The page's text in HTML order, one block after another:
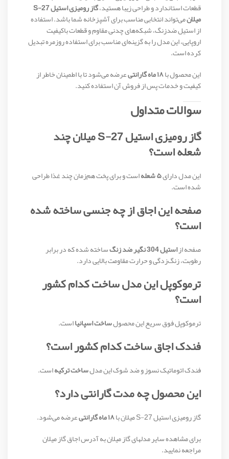
قطعات استاندارد و طراحی زیبا هستید، گاز رومیزی استیل S-27
میلانمی‌تواند انتخابی مناسب برای آشپزخانه شما باشد. استفاده
از استیل ضدزنگ، شبکه‌های چدنی مقاوم و قطعات باکیفیت
اروپایی، این مدل را به گزینه‌ای مناسب برای استفاده روزمره تبدیل
کرده است.
این محصول با۱۸ ماه گارانتی عرضه می‌شود تا با اطمینان خاطر از
کیفیت و خدمات پس از فروش آن استفاده کنید.
سوالات متداول
گاز رومیزی استیل S-27 میلان چند
شعله است؟
این مدل دارای۵ شعله است و برای پخت هم‌زمان چند غذا طراحی
شده است.
صفحه این اجاق از چه جنسی ساخته شده
است؟
صفحه ازاستیل 304 نگیر ضد زنگ ساخته شده که در برابر
رطوبت، زنگ‌زدگی و حرارت مقاومت بالایی دارد.
ترموکوپل این مدل ساخت کدام کشور
است؟
ترموکوپل فوق سریع این محصولساخت اسپانیااست.
فندک اجاق ساخت کدام کشور است؟
فندک اتوماتیک نسوز و ضد شوک این مدلساخت ترکیهاست.
این محصول چه مدت گارانتی دارد؟
گاز رومیزی استیل S-27 میلان با ۱۸ ماه گارانتی
عرضه می‌شود.
برای مشاهده سایر مدلهای گاز میلان به آدرس اجاق گاز میلان
مراجعه نمایید.